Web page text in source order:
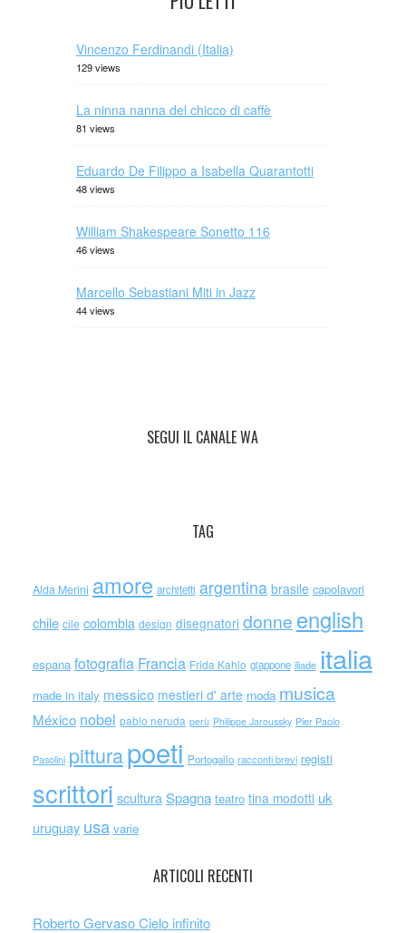
Vincenzo Ferdinandi (Italia)
129 views
La ninna nanna del chicco di caffè
81 views
Eduardo De Filippo a Isabella Quarantotti
48 views
William Shakespeare Sonetto 116
46 views
Marcello Sebastiani Miti in Jazz
44 views
SEGUI IL CANALE WA
TAG
Alda Merini amore architetti argentina brasile capolavori
chile cile colombia design disegnatori donne english
espana fotografia Francia Frida Kahlo giappone iliade italia
made in italy messico mestieri d' arte moda musica
México nobel pablo neruda perù Philippe Jaroussky Pier Paolo
Pasolini pitturapoeti Portogallo racconti brevi registi
scrittori scultura Spagna teatro tina modotti uk
uruguay usa varie
ARTICOLI RECENTI
Roberto Gervaso Cielo infinito